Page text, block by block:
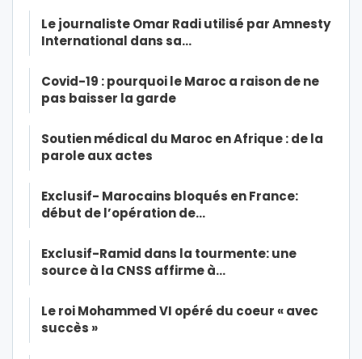
Le journaliste Omar Radi utilisé par Amnesty
International dans sa…
Covid-19 : pourquoi le Maroc a raison de ne
pas baisser la garde
Soutien médical du Maroc en Afrique : de la
parole aux actes
Exclusif- Marocains bloqués en France:
début de l’opération de…
Exclusif-Ramid dans la tourmente: une
source à la CNSS affirme à…
Le roi Mohammed VI opéré du coeur « avec
succès »